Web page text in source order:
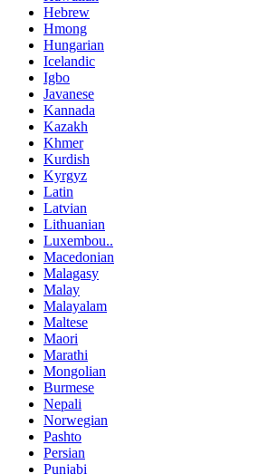
Hebrew
Hmong
Hungarian
Icelandic
Igbo
Javanese
Kannada
Kazakh
Khmer
Kurdish
Kyrgyz
Latin
Latvian
Lithuanian
Luxembou..
Macedonian
Malagasy
Malay
Malayalam
Maltese
Maori
Marathi
Mongolian
Burmese
Nepali
Norwegian
Pashto
Persian
Punjabi